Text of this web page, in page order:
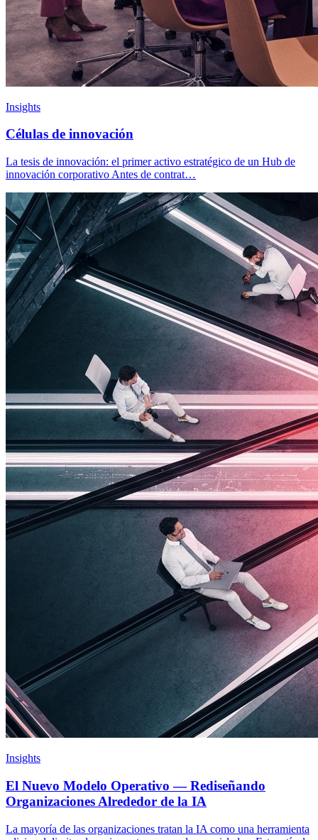
Insights
Células de innovación
La tesis de innovación: el primer activo estratégico de un Hub de
innovación corporativo Antes de contrat…
Insights
El Nuevo Modelo Operativo — Rediseñando
Organizaciones Alrededor de la IA
La mayoría de las organizaciones tratan la IA como una herramienta